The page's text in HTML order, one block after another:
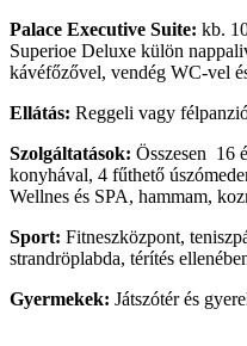
Palace Executive Suite: kb.
Superioe Deluxe külön
kávéfőzővel, vendég WC-vel
Ellátás: Reggeli vagy
Szolgáltatások: Összesen 16
konyhával, 4 fűthető
Wellnes és SPA, hammam,
Sport: Fitneszközpont,
strandröplabda, térítés
Gyermekek: Játszótér és